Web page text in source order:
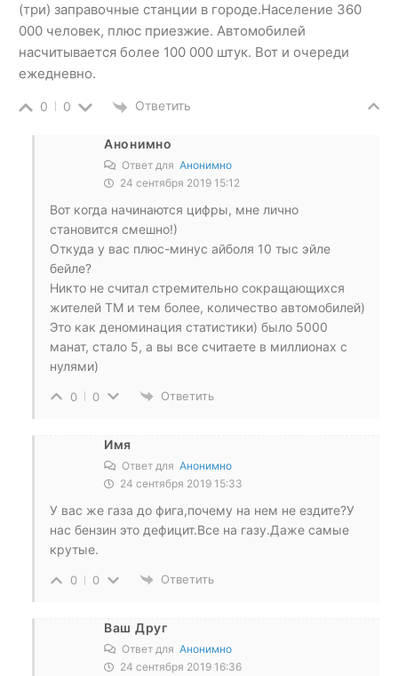
(три) заправочные станции в городе.Население 360
000 человек, плюс приезжие. Автомобилей
насчитывается более 100 000 штук. Вот и очереди
ежедневно.
0 0 Ответить
Анонимно
Ответ для Анонимно
24 сентября 2019 15:12
Вот когда начинаются цифры, мне лично
становится смешно!)
Откуда у вас плюс-минус айболя 10 тыс эйле
бейле?
Никто не считал стремительно сокращающихся
жителей ТМ и тем более, количество автомобилей)
Это как деноминация статистики) было 5000
манат, стало 5, а вы все считаете в миллионах с
нулями)
0 0 Ответить
Имя
Ответ для Анонимно
24 сентября 2019 15:33
У вас же газа до фига,почему на нем не ездите?У
нас бензин это дефицит.Все на газу.Даже самые
крутые.
0 0 Ответить
Ваш Друг
Ответ для Анонимно
24 сентября 2019 16:36